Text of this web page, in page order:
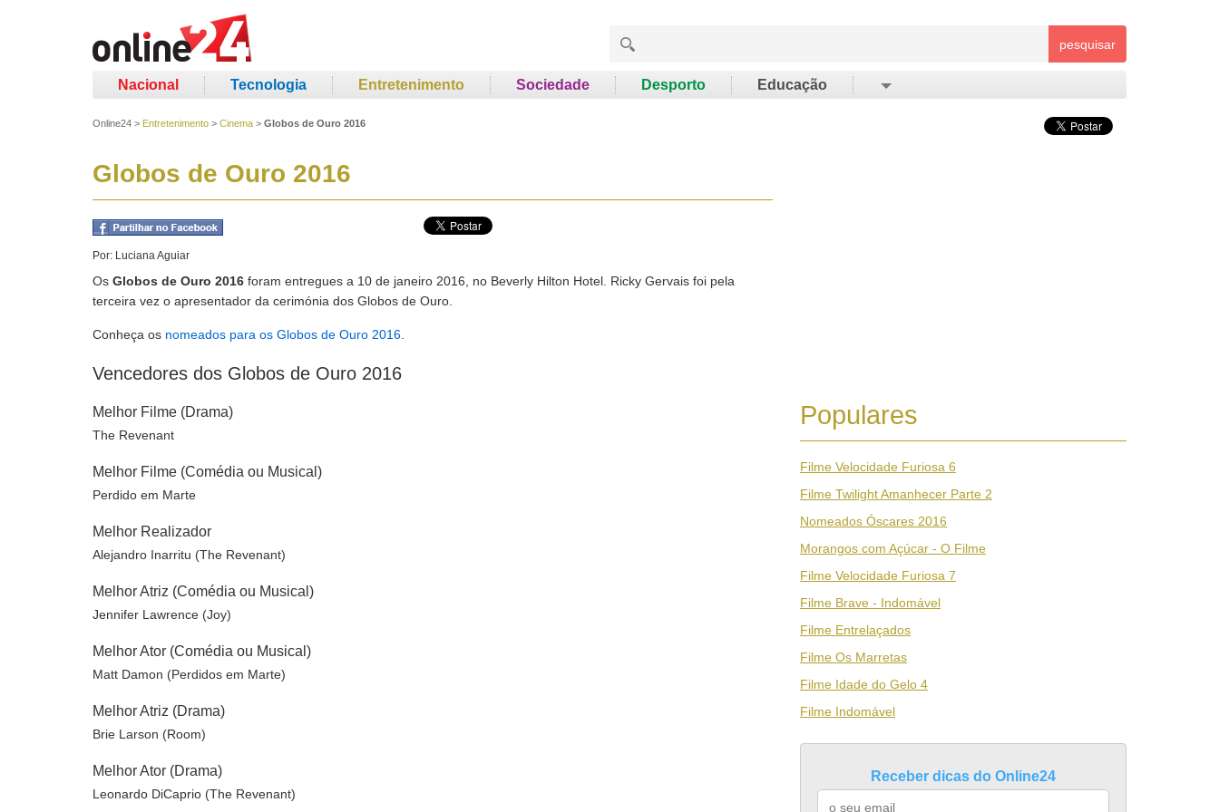
pesquisar
Nacional Tecnologia Entretenimento Sociedade Desporto Educação
Online24 > Entretenimento > Cinema > Globos de Ouro 2016
Globos de Ouro 2016
Por: Luciana Aguiar
Os Globos de Ouro 2016 foram entregues a 10 de janeiro 2016, no Beverly Hilton Hotel. Ricky Gervais foi pela
terceira vez o apresentador da cerimónia dos Globos de Ouro.
Conheça os nomeados para os Globos de Ouro 2016
Vencedores dos Globos de Ouro 2016
Melhor Filme (Drama)
The Revenant
Melhor Filme (Comédia ou Musical)
Perdido em Marte
Melhor Realizador
Alejandro Inarritu (The Revenant)
Melhor Atriz (Comédia ou Musical)
Jennifer Lawrence (Joy)
Melhor Ator (Comédia ou Musical)
Matt Damon (Perdidos em Marte)
Melhor Atriz (Drama)
Brie Larson (Room)
Melhor Ator (Drama)
Leonardo DiCaprio (The Revenant)
Populares
Filme Velocidade Furiosa 6
Filme Twilight Amanhecer Parte 2
Nomeados Óscares 2016
Morangos com Açúcar - O Filme
Filme Velocidade Furiosa 7
Filme Brave - Indomável
Filme Entrelaçados
Filme Os Marretas
Filme Idade do Gelo 4
Filme Indomável
Receber dicas do Online24